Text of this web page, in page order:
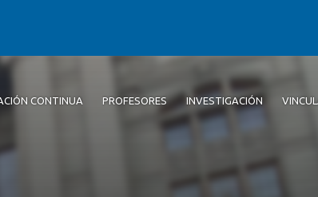
CONTINUA PROFESORES INVESTIGACIÓN